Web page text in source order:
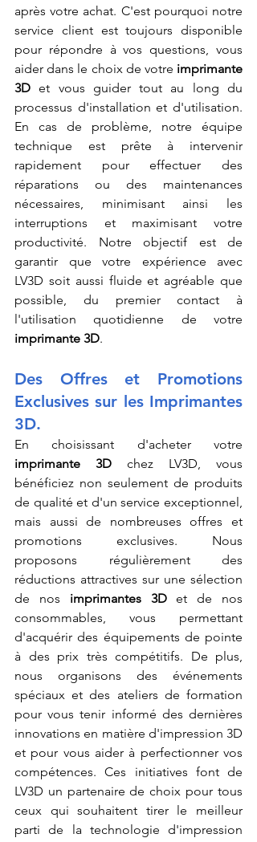
après votre achat. C'est pourquoi notre
service client est toujours disponible
pour répondre à vos questions, vous
aider dans le choix de votre imprimante
3D et vous guider tout au long du
processus d'installation et d'utilisation.
En cas de problème, notre équipe
technique est prête à intervenir
rapidement pour effectuer des
réparations ou des maintenances
nécessaires, minimisant ainsi les
interruptions et maximisant votre
productivité. Notre objectif est de
garantir que votre expérience avec
LV3D soit aussi fluide et agréable que
possible, du premier contact à
imprimante 3D.
Des Offres et Promotions
Exclusives sur les Imprimantes
3D.
imprimante 3D chez LV3D, vous
bénéficiez non seulement de produits
de qualité et d'un service exceptionnel,
mais aussi de nombreuses offres et
promotions exclusives. Nous
proposons régulièrement des
réductions attractives sur une sélection
de nos imprimantes 3D et de nos
consommables, vous permettant
d'acquérir des équipements de pointe
à des prix très compétitifs. De plus,
nous organisons des événements
spéciaux et des ateliers de formation
pour vous tenir informé des dernières
innovations en matière d'impression 3D
et pour vous aider à perfectionner vos
compétences. Ces initiatives font de
LV3D un partenaire de choix pour tous
ceux qui souhaitent tirer le meilleur
parti de la technologie d'impression